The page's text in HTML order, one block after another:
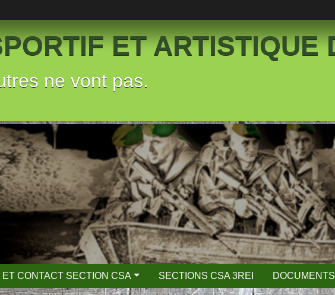
ET ARTISTIQUE
ne vont pas.
CONTACT SECTION CSA SECTIONS CSA 3REI DOCUMENTS